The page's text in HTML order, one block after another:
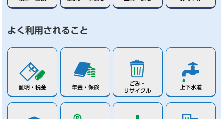
よく利用されること
証明・税金 年金・保険
ごみ・
リサイクル
上下水道